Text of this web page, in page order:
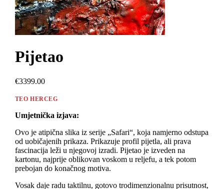
Pijetao
€3399.00
TEO HERCEG
Umjetnička izjava:
Ovo je atipična slika iz serije „Safari“, koja namjerno odstupa
od uobičajenih prikaza. Prikazuje profil pijetla, ali prava
fascinacija leži u njegovoj izradi. Pijetao je izveden na
kartonu, najprije oblikovan voskom u reljefu, a tek potom
prebojan do konačnog motiva.
Vosak daje radu taktilnu, gotovo trodimenzionalnu prisutnost,